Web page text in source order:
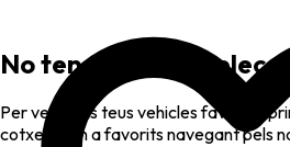
No tens favorits
Per veure els teus vehicles favorits,
cotxes com a favorits navegant pels